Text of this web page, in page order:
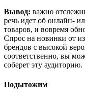
Вывод: важно
речь идет об онлайн-
товаров, и вовремя
Спрос на новинки от
брендов с высокой
соответственно, вы
соберет эту аудиторию.
Подытожим